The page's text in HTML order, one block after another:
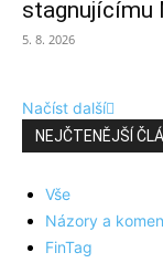
stagnujícímu
5. 8. 2026
Načíst další
NEJČTENĚJŠÍ
Vše
Názory a
FinTag